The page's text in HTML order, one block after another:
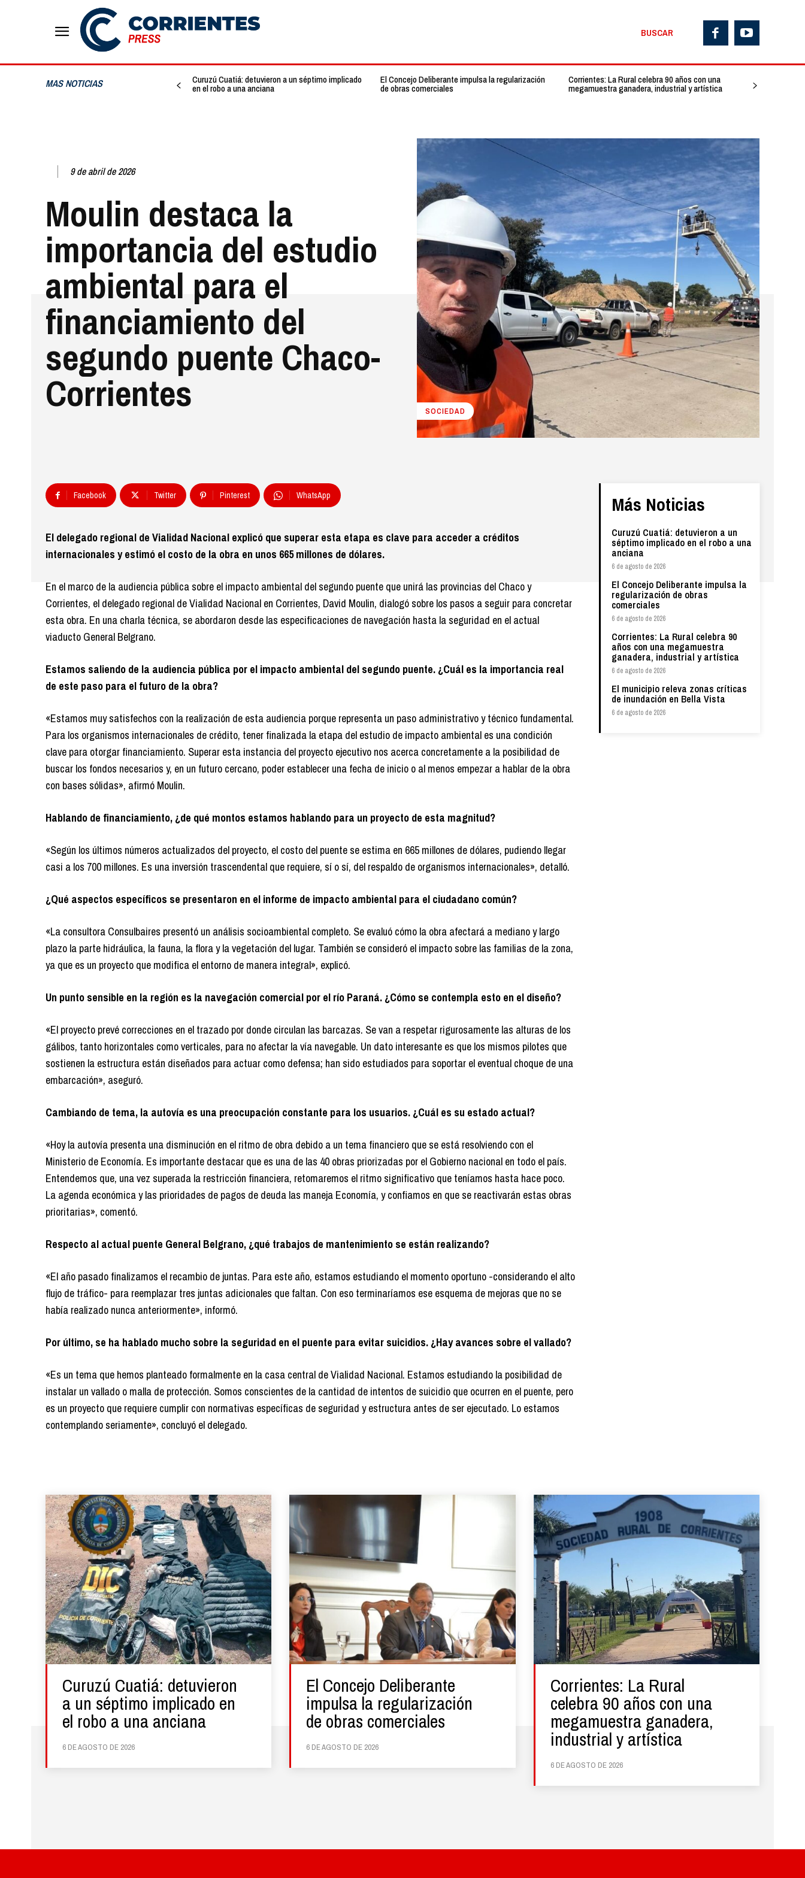
BUSCAR
MAS NOTICIAS Curuzú Cuatiá: detuvieron a un séptimo implicado
en el robo a una anciana
El Concejo Deliberante impulsa la regularización
de obras comerciales
Corrientes: La Rural celebra 90 años con una
megamuestra ganadera, industrial y artística
9 de abril de 2026
Moulin destaca la
importancia del estudio
ambiental para el
financiamiento del
segundo puente Chaco-
Corrientes SOCIEDAD
Facebook Twitter Pinterest WhatsApp
El delegado regional de Vialidad Nacional explicó que superar esta etapa es clave para acceder a créditos
internacionales y estimó el costo de la obra en unos 665 millones de dólares.
En el marco de la audiencia pública sobre el impacto ambiental del segundo puente que unirá las provincias del Chaco y
Corrientes, el delegado regional de Vialidad Nacional en Corrientes, David Moulin, dialogó sobre los pasos a seguir para concretar
esta obra. En una charla técnica, se abordaron desde las especificaciones de navegación hasta la seguridad en el actual
viaducto General Belgrano.
Estamos saliendo de la audiencia pública por el impacto ambiental del segundo puente. ¿Cuál es la importancia real
de este paso para el futuro de la obra?
«Estamos muy satisfechos con la realización de esta audiencia porque representa un paso administrativo y técnico fundamental.
Para los organismos internacionales de crédito, tener finalizada la etapa del estudio de impacto ambiental es una condición
clave para otorgar financiamiento. Superar esta instancia del proyecto ejecutivo nos acerca concretamente a la posibilidad de
buscar los fondos necesarios y, en un futuro cercano, poder establecer una fecha de inicio o al menos empezar a hablar de la obra
con bases sólidas», afirmó Moulin.
Hablando de financiamiento, ¿de qué montos estamos hablando para un proyecto de esta magnitud?
«Según los últimos números actualizados del proyecto, el costo del puente se estima en 665 millones de dólares, pudiendo llegar
casi a los 700 millones. Es una inversión trascendental que requiere, sí o sí, del respaldo de organismos internacionales», detalló.
¿Qué aspectos específicos se presentaron en el informe de impacto ambiental para el ciudadano común?
«La consultora Consulbaires presentó un análisis socioambiental completo. Se evaluó cómo la obra afectará a mediano y largo
plazo la parte hidráulica, la fauna, la flora y la vegetación del lugar. También se consideró el impacto sobre las familias de la zona,
ya que es un proyecto que modifica el entorno de manera integral», explicó.
Un punto sensible en la región es la navegación comercial por el río Paraná. ¿Cómo se contempla esto en el diseño?
«El proyecto prevé correcciones en el trazado por donde circulan las barcazas. Se van a respetar rigurosamente las alturas de los
gálibos, tanto horizontales como verticales, para no afectar la vía navegable. Un dato interesante es que los mismos pilotes que
sostienen la estructura están diseñados para actuar como defensa; han sido estudiados para soportar el eventual choque de una
embarcación», aseguró.
Cambiando de tema, la autovía es una preocupación constante para los usuarios. ¿Cuál es su estado actual?
«Hoy la autovía presenta una disminución en el ritmo de obra debido a un tema financiero que se está resolviendo con el
Ministerio de Economía. Es importante destacar que es una de las 40 obras priorizadas por el Gobierno nacional en todo el país.
Entendemos que, una vez superada la restricción financiera, retomaremos el ritmo significativo que teníamos hasta hace poco.
La agenda económica y las prioridades de pagos de deuda las maneja Economía, y confiamos en que se reactivarán estas obras
prioritarias», comentó.
Respecto al actual puente General Belgrano, ¿qué trabajos de mantenimiento se están realizando?
«El año pasado finalizamos el recambio de juntas. Para este año, estamos estudiando el momento oportuno -considerando el alto
flujo de tráfico- para reemplazar tres juntas adicionales que faltan. Con eso terminaríamos ese esquema de mejoras que no se
había realizado nunca anteriormente», informó.
Por último, se ha hablado mucho sobre la seguridad en el puente para evitar suicidios. ¿Hay avances sobre el vallado?
«Es un tema que hemos planteado formalmente en la casa central de Vialidad Nacional. Estamos estudiando la posibilidad de
instalar un vallado o malla de protección. Somos conscientes de la cantidad de intentos de suicidio que ocurren en el puente, pero
es un proyecto que requiere cumplir con normativas específicas de seguridad y estructura antes de ser ejecutado. Lo estamos
contemplando seriamente», concluyó el delegado.
Más Noticias
Curuzú Cuatiá: detuvieron a un
séptimo implicado en el robo a una
anciana
6 de agosto de 2026
El Concejo Deliberante impulsa la
regularización de obras
comerciales
6 de agosto de 2026
Corrientes: La Rural celebra 90
años con una megamuestra
ganadera, industrial y artística
6 de agosto de 2026
El municipio releva zonas críticas
de inundación en Bella Vista
6 de agosto de 2026
Curuzú Cuatiá: detuvieron
a un séptimo implicado en
el robo a una anciana
6 DE AGOSTO DE 2026
El Concejo Deliberante
impulsa la regularización
de obras comerciales
6 DE AGOSTO DE 2026
Corrientes: La Rural
celebra 90 años con una
megamuestra ganadera,
industrial y artística
6 DE AGOSTO DE 2026